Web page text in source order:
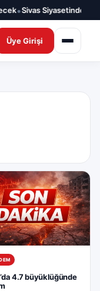
•Sivas Siyasetinde Yeni
Üye Girişi
4.7 büyüklüğünde